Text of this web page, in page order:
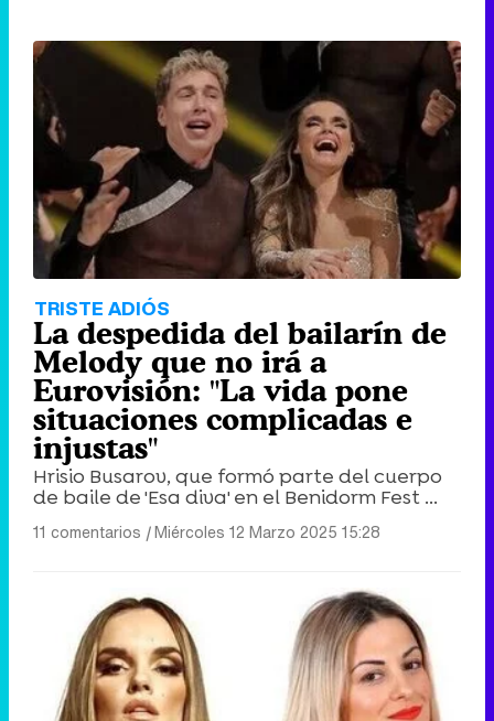
TRISTE ADIÓS
La despedida del bailarín de
Melody que no irá a
Eurovisión: "La vida pone
situaciones complicadas e
injustas"
Hrisio Busarov, que formó parte del cuerpo
de baile de 'Esa diva' en el Benidorm Fest ...
11 comentarios |Miércoles 12 Marzo 2025 15:28